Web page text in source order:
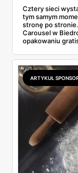
Cztery sieci
tym samym
stronę po
Carousel w
opakowaniu
2,99 zł za
odpowiada
najwięcej
do Aldi.
ARTYKUŁ